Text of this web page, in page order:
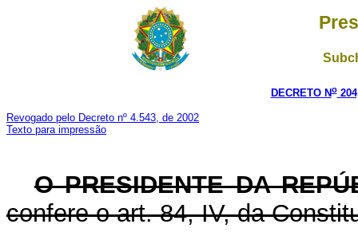
DECRETO No
Revogado pelo Decreto nº 4.543, de 2002
Texto para impressão
O PRESIDENTE DA
confere o art. 84, IV, da